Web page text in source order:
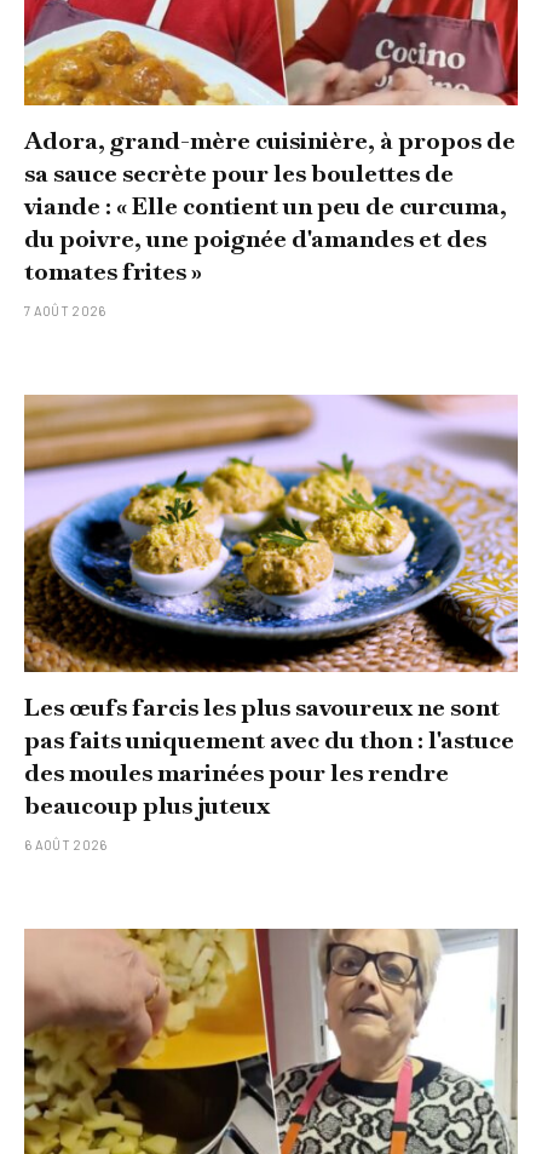
Adora, grand-mère cuisinière, à propos de
sa sauce secrète pour les boulettes de
viande : « Elle contient un peu de curcuma,
du poivre, une poignée d'amandes et des
tomates frites »
7 AOÛT 2026
Les œufs farcis les plus savoureux ne sont
pas faits uniquement avec du thon : l'astuce
des moules marinées pour les rendre
beaucoup plus juteux
6 AOÛT 2026